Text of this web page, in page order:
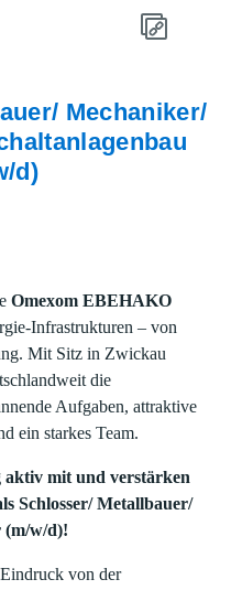
Mechaniker/
d)
Omexom EBEHAKO
Infrastrukturen – von
Mit Sitz in Zwickau
die
Aufgaben, attraktive
ein starkes Team.
aktiv mit und verstärken
Schlosser/ Metallbauer/
(m/w/d)!
von der